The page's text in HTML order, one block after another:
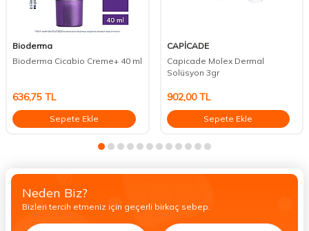
Bioderma
Bioderma Cicabio Creme+ 40 ml
636,75 TL
Sepete Ekle
CAPİCADE
Capicade Molex Dermal
Solüsyon 3gr
902,00TL
Sepete Ekle
Neden Biz?
Bizleri tercih etmeniz için geçerli birkaç sebep.